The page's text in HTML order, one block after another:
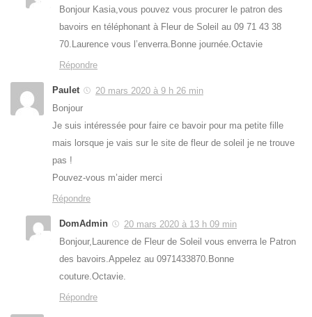
Bonjour Kasia,vous pouvez vous procurer le patron des
bavoirs en téléphonant à Fleur de Soleil au 09 71 43 38
70.Laurence vous l’enverra.Bonne journée.Octavie
Répondre
Paulet
20 mars 2020 à 9 h 26 min
Bonjour
Je suis intéressée pour faire ce bavoir pour ma petite fille
mais lorsque je vais sur le site de fleur de soleil je ne trouve
pas !
Pouvez-vous m’aider merci
Répondre
DomAdmin
20 mars 2020 à 13 h 09 min
Bonjour,Laurence de Fleur de Soleil vous enverra le Patron
des bavoirs.Appelez au 0971433870.Bonne
couture.Octavie.
Répondre